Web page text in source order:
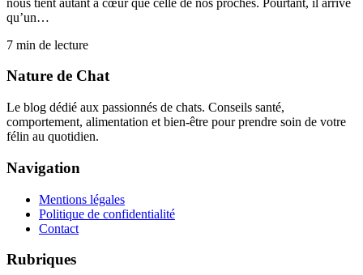
qu’un…
7 min de lecture
Nature de Chat
Le blog dédié aux passionnés de chats. Conseils santé,
comportement, alimentation et bien-être pour prendre soin de votre
félin au quotidien.
Navigation
Mentions légales
Politique de confidentialité
Contact
Rubriques